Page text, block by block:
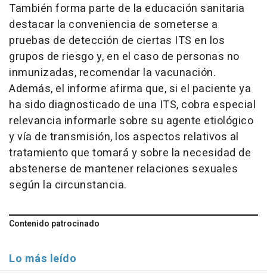
También forma parte de la educación sanitaria
destacar la conveniencia de someterse a
pruebas de detección de ciertas ITS en los
grupos de riesgo y, en el caso de personas no
inmunizadas, recomendar la vacunación.
Además, el informe afirma que, si el paciente ya
ha sido diagnosticado de una ITS, cobra especial
relevancia informarle sobre su agente etiológico
y vía de transmisión, los aspectos relativos al
tratamiento que tomará y sobre la necesidad de
abstenerse de mantener relaciones sexuales
según la circunstancia.
Contenido patrocinado
Lo más leído